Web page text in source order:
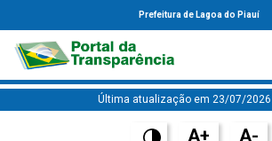
Prefeitura de Lagoa do Piauí
Última atualização em 23/07/2026
A+ A-